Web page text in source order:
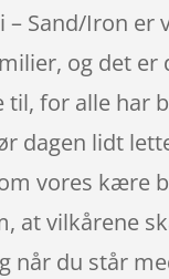
Sand/Iron er
og det er
til, for alle har
dagen lidt
vores kære
at vilkårene
når du står